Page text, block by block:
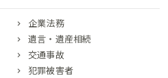
企業法務
遺言・遺産相続
交通事故
犯罪被害者